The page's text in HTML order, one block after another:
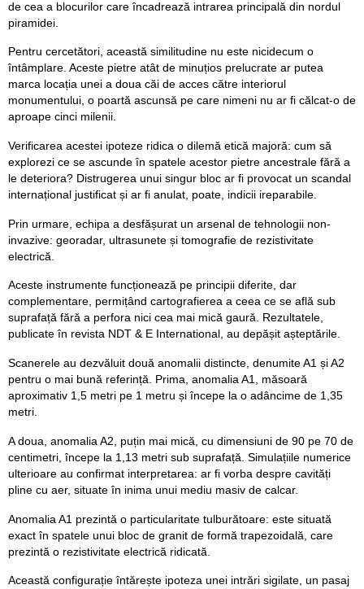
de cea a blocurilor care încadrează intrarea principală din nordul
piramidei.
Pentru cercetători, această similitudine nu este nicidecum o
întâmplare. Aceste pietre atât de minuțios prelucrate ar putea
marca locația unei a doua căi de acces către interiorul
monumentului, o poartă ascunsă pe care nimeni nu ar fi călcat-o de
aproape cinci milenii.
Verificarea acestei ipoteze ridica o dilemă etică majoră: cum să
explorezi ce se ascunde în spatele acestor pietre ancestrale fără a
le deteriora? Distrugerea unui singur bloc ar fi provocat un scandal
internațional justificat și ar fi anulat, poate, indicii ireparabile.
Prin urmare, echipa a desfășurat un arsenal de tehnologii non-
invazive: georadar, ultrasunete și tomografie de rezistivitate
electrică.
Aceste instrumente funcționează pe principii diferite, dar
complementare, permițând cartografierea a ceea ce se află sub
suprafață fără a perfora nici cea mai mică gaură. Rezultatele,
publicate în revista NDT & E International, au depășit așteptările.
Scanerele au dezvăluit două anomalii distincte, denumite A1 și A2
pentru o mai bună referință. Prima, anomalia A1, măsoară
aproximativ 1,5 metri pe 1 metru și începe la o adâncime de 1,35
metri.
A doua, anomalia A2, puțin mai mică, cu dimensiuni de 90 pe 70 de
centimetri, începe la 1,13 metri sub suprafață. Simulațiile numerice
ulterioare au confirmat interpretarea: ar fi vorba despre cavități
pline cu aer, situate în inima unui mediu masiv de calcar.
Anomalia A1 prezintă o particularitate tulburătoare: este situată
exact în spatele unui bloc de granit de formă trapezoidală, care
prezintă o rezistivitate electrică ridicată.
Această configurație întărește ipoteza unei intrări sigilate, un pasaj